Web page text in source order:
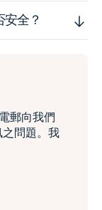
全？
郵向我們
問題。我